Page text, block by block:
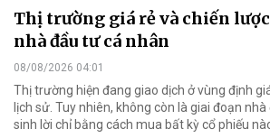
Thị trường giá rẻ và chiến
nhà đầu tư cá nhân
08/08/2026 04:01
Thị trường hiện đang giao dịch ở vùng định
lịch sử. Tuy nhiên, không còn là giai đoạn
sinh lời chỉ bằng cách mua bất kỳ cổ phiếu